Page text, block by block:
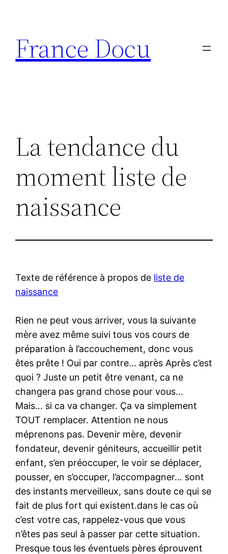
contenu
France Docu
La tendance du
moment liste de
naissance
Texte de référence à propos de liste de
naissance
Rien ne peut vous arriver, vous la suivante
mère avez même suivi tous vos cours de
préparation à l’accouchement, donc vous
êtes prête ! Oui par contre… après Après c’est
quoi ? Juste un petit être venant, ca ne
changera pas grand chose pour vous…
Mais… si ca va changer. Ça va simplement
TOUT remplacer. Attention ne nous
méprenons pas. Devenir mère, devenir
fondateur, devenir géniteurs, accueillir petit
enfant, s’en préoccuper, le voir se déplacer,
pousser, en s’occuper, l’accompagner… sont
des instants merveilleux, sans doute ce qui se
fait de plus fort qui existent.dans le cas où
c’est votre cas, rappelez-vous que vous
n’êtes pas seul à passer par cette situation.
Presque tous les éventuels pères éprouvent